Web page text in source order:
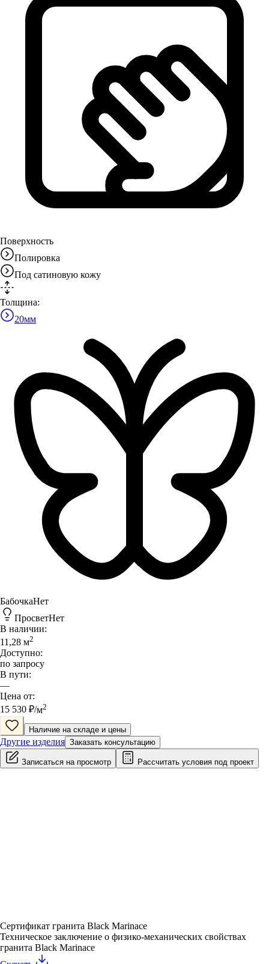
Поверхность
Полировка
Под сатиновую кожу
Толщина:
20мм
БабочкаНет
ПросветНет
В наличии:
11,28 м2
Доступно:
по запросу
В пути:
—
Цена от:
15 530 ₽/м2
Наличие на складе и цены
Другие изделия Заказать консультацию
Записаться на просмотр Рассчитать условия под проект
Сертификат гранита Black Marinace
Техническое заключение о физико-механических свойствах
гранита Black Marinace